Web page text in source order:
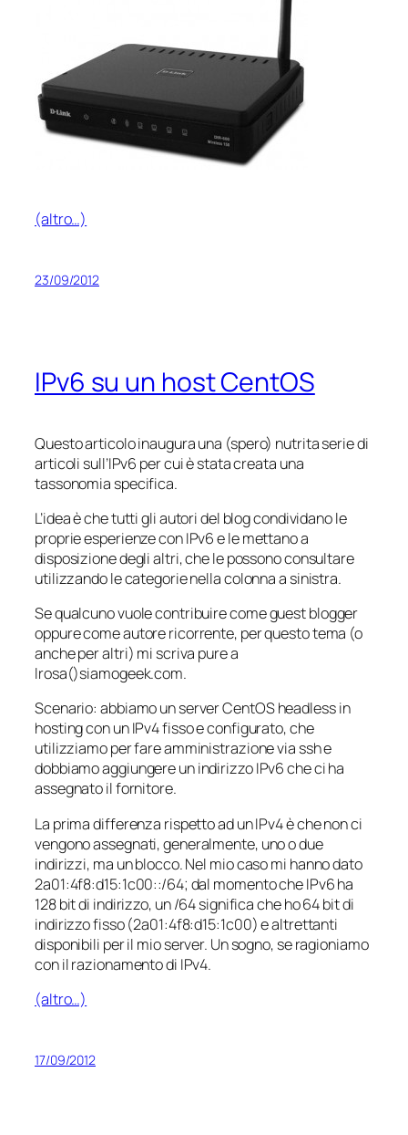
(altro…)
23/09/2012
IPv6 su un host CentOS
Questo articolo inaugura una (spero) nutrita serie di
articoli sull’IPv6 per cui è stata creata una
tassonomia specifica.
L’idea è che tutti gli autori del blog condividano le
proprie esperienze con IPv6 e le mettano a
disposizione degli altri, che le possono consultare
utilizzando le categorie nella colonna a sinistra.
Se qualcuno vuole contribuire comeguest blogger
oppure come autore ricorrente, per questo tema (o
anche per altri) mi scriva pure a
lrosa()siamogeek.com.
Scenario: abbiamo un server CentOSheadlessin
hosting con un IPv4 fisso e configurato, che
utilizziamo per fare amministrazione via ssh e
dobbiamo aggiungere un indirizzo IPv6 che ci ha
assegnato il fornitore.
La prima differenza rispetto ad un IPv4 è che non ci
vengono assegnati, generalmente, uno o due
indirizzi, ma un blocco. Nel mio caso mi hanno dato
2a01:4f8:d15:1c00::/64; dal momento che IPv6 ha
128 bit di indirizzo, un /64 significa che ho 64 bit di
indirizzo fisso (2a01:4f8:d15:1c00) e altrettanti
disponibili per il mio server. Un sogno, se ragioniamo
con il razionamento di IPv4.
(altro…)
17/09/2012